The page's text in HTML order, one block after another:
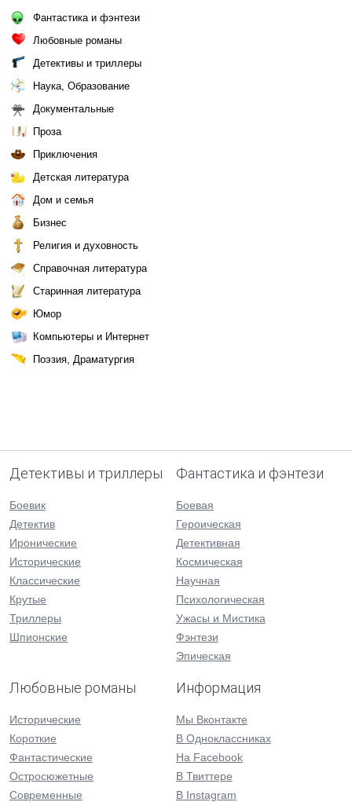
Фантастика и фэнтези
Любовные романы
Детективы и триллеры
Наука, Образование
Документальные
Проза
Приключения
Детская литература
Дом и семья
Бизнес
Религия и духовность
Справочная литература
Старинная литература
Юмор
Компьютеры и Интернет
Поэзия, Драматургия
Детективы и триллеры
Боевик
Детектив
Иронические
Исторические
Классические
Крутые
Триллеры
Шпионские
Фантастика и фэнтези
Боевая
Героическая
Детективная
Космическая
Научная
Психологическая
Ужасы и Мистика
Фэнтези
Эпическая
Любовные романы
Исторические
Короткие
Фантастические
Остросюжетные
Современные
Информация
Мы Вконтакте
В Одноклассниках
На Facebook
В Твиттере
В Instagram